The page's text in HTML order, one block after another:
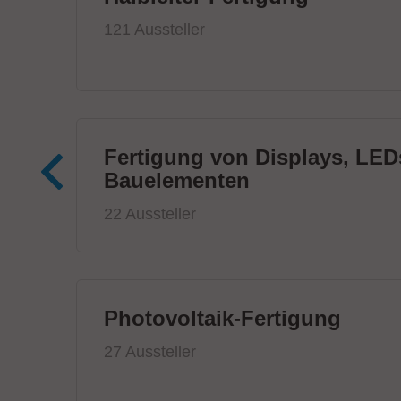
121 Aussteller
Fertigung von Displays,
Bauelementen
22 Aussteller
Photovoltaik-Fertigung
27 Aussteller